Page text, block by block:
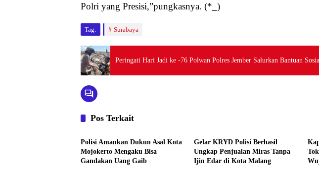
Polri yang Presisi,”pungkasnya. (*_)
Tag: Surabaya
Peringati Hari Jadi ke -76 Polwan Polres Jember Salurkan Bantuan
Pos Terkait
Lintas Polres
Polisi Amankan Dukun Asal Kota
Mojokerto Mengaku Bisa
Gandakan Uang Gaib
Gelar KRYD Polisi Berhasil
Ungkap Penjualan Miras Tanpa
Ijin Edar di Kota Malang